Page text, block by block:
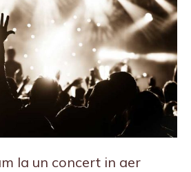
la un concert in aer